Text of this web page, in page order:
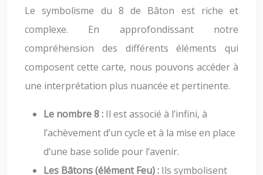
Le symbolisme du 8 de Bâton est riche et
complexe. En approfondissant notre
compréhension des différents éléments qui
composent cette carte, nous pouvons accéder à
une interprétation plus nuancée et pertinente.
Le nombre 8 : Il est associé à l’infini, à
l’achèvement d’un cycle et à la mise en place
d’une base solide pour l’avenir.
Les Bâtons (élément Feu) : Ils symbolisent